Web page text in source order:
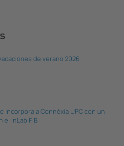
de verano 2026
incorpora a Connèxia UPC con un
el inLab FIB